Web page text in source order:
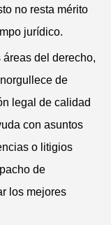
no resta mérito
jurídico.
del derecho,
de
legal de calidad
con asuntos
o litigios
de
los mejores